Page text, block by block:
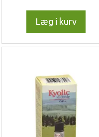
Læg i kurv